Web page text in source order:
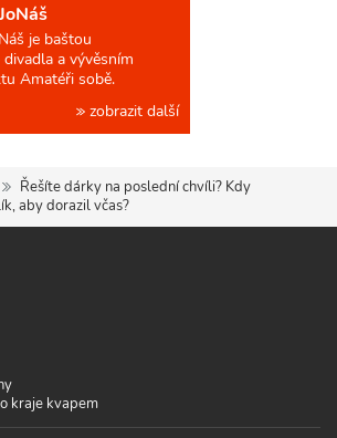
je baštou
a vývěsním
Amatéři sobě.
zobrazit další
Řešíte dárky na poslední chvíli? Kdy
aby dorazil včas?
kraje kvapem